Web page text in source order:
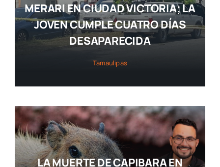
MERARI EN CIUDAD VICTORIA; LA
JOVEN CUMPLE CUATRO DÍAS
DESAPARECIDA
Tamaulipas
LA MUERTE DE CAPIBARA EN